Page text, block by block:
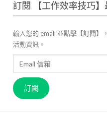
訂閱 【工作效率技巧】
輸入您的 email 並點擊【訂閱】
活動資訊。
Email
信
箱
訂閱